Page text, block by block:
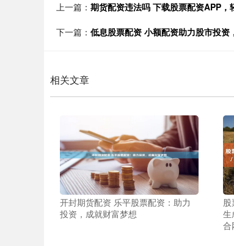
上一篇： 期货配资违法吗 下载股票配资APP，
下一篇： 低息股票配资 小额配资助力股市投资
相关文章
开封期货配资 乐平股票配资：助力
投资，成就财富梦想
生
合